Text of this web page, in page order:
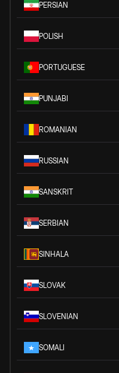
PERSIAN
POLISH
PORTUGUESE
PUNJABI
ROMANIAN
RUSSIAN
SANSKRIT
SERBIAN
SINHALA
SLOVAK
SLOVENIAN
SOMALI